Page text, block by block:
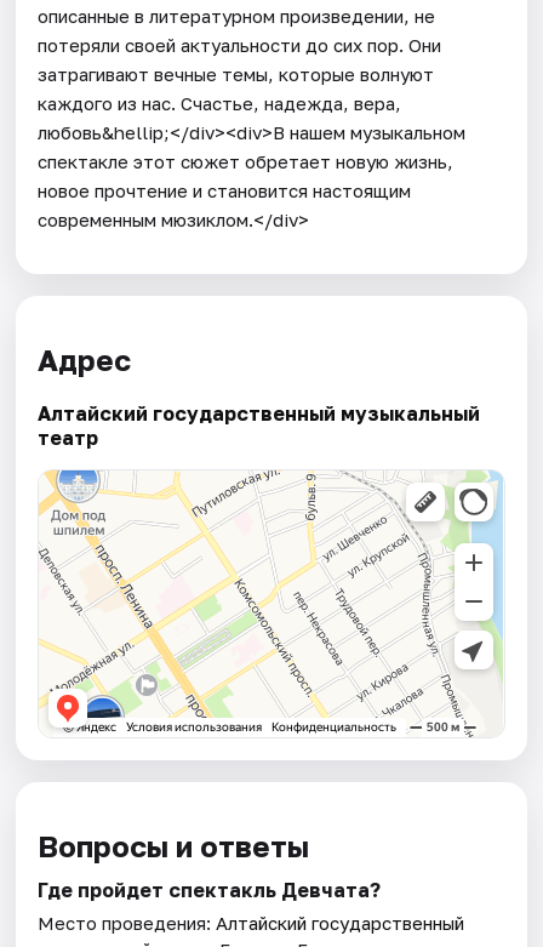
описанные в литературном произведении, не
потеряли своей актуальности до сих пор. Они
затрагивают вечные темы, которые волнуют
каждого из нас. Счастье, надежда, вера,
любовь&hellip;</div><div>В нашем музыкальном
спектакле этот сюжет обретает новую жизнь,
новое прочтение и становится настоящим
современным мюзиклом.</div>
Адрес
Алтайский государственный музыкальный
театр
Вопросы и ответы
Где пройдет спектакль Девчата?
Место проведения:Алтайский государственный